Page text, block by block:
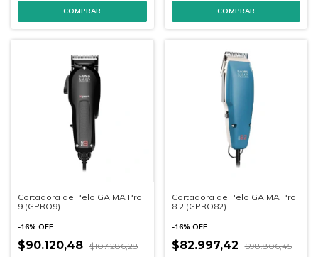
Cortadora de Pelo GA.MA Pro
9 (GPRO9)
-16% OFF
$90.120,48 $107.286,28
Cortadora de Pelo GA.MA Pro
8.2 (GPRO82)
-16% OFF
$82.997,42
$98.806,45